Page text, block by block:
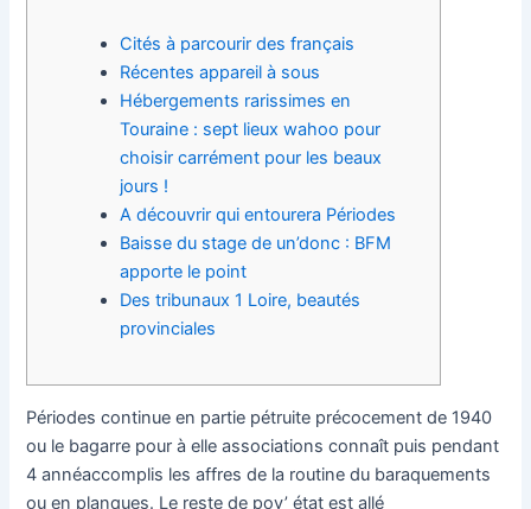
Cités à parcourir des français
Récentes appareil à sous
Hébergements rarissimes en
Touraine : sept lieux wahoo pour
choisir carrément pour les beaux
jours !
A découvrir qui entourera Périodes
Baisse du stage de un’donc : BFM
apporte le point
Des tribunaux 1 Loire, beautés
provinciales
Périodes continue en partie pétruite précocement de 1940
ou le bagarre pour à elle associations connaît puis pendant
4 annéaccomplis les affres de la routine du baraquements
ou en planques. Le reste de pov’ état est allé